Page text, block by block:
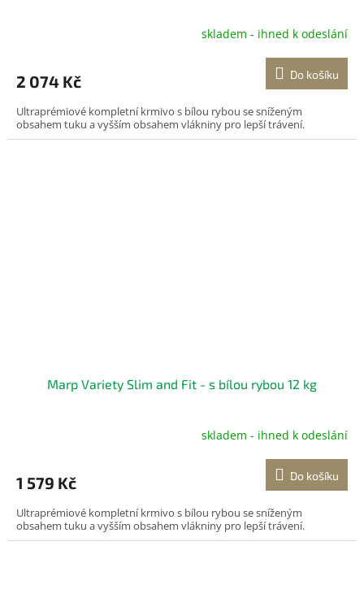
je
z
5
hvězdiček.
skladem - ihned k odeslání
2 074 Kč Do košíku
Ultraprémiové kompletní krmivo s bílou rybou se sníženým
obsahem tuku a vyšším obsahem vlákniny pro lepší trávení.
Marp Variety Slim and Fit - s bílou rybou 12 kg
skladem - ihned k odeslání
1 579 Kč Do košíku
Ultraprémiové kompletní krmivo s bílou rybou se sníženým
obsahem tuku a vyšším obsahem vlákniny pro lepší trávení.